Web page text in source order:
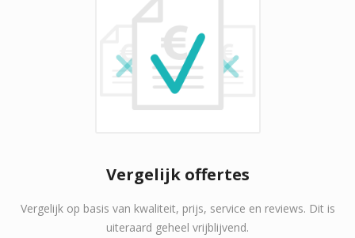
Vergelijk offertes
Vergelijk op basis van kwaliteit, prijs, service en reviews. Dit is
uiteraard geheel vrijblijvend.